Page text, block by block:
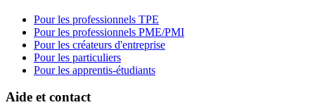
Pour les professionnels TPE
Pour les professionnels PME/PMI
Pour les créateurs d'entreprise
Pour les particuliers
Pour les apprentis-étudiants
Aide et contact